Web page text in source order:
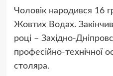
Чоловік народився 16
Жовтих Водах.
році – Західно-
професійно-технічної
столяра.